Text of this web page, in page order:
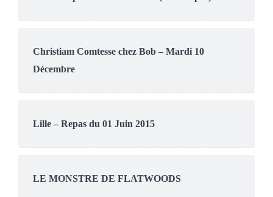
Christiam Comtesse chez Bob – Mardi 10
Décembre
Lille – Repas du 01 Juin 2015
LE MONSTRE DE FLATWOODS